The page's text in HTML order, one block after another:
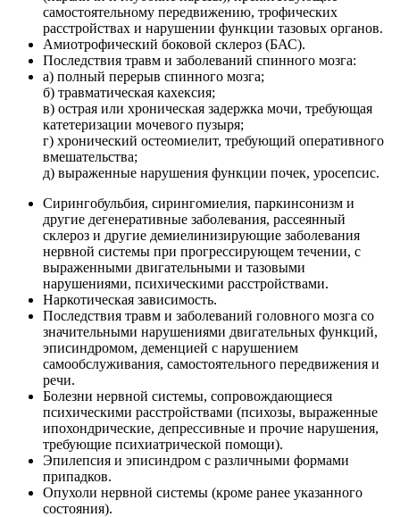
самостоятельному передвижению, трофических
расстройствах и нарушении функции тазовых органов.
Амиотрофический боковой склероз (БАС).
Последствия травм и заболеваний спинного мозга:
а) полный перерыв спинного мозга;
б) травматическая кахексия;
в) острая или хроническая задержка мочи, требующая
катетеризации мочевого пузыря;
г) хронический остеомиелит, требующий оперативного
вмешательства;
д) выраженные нарушения функции почек, уросепсис.
Сирингобульбия, сирингомиелия, паркинсонизм и
другие дегенеративные заболевания, рассеянный
склероз и другие демиелинизирующие заболевания
нервной системы при прогрессирующем течении, с
выраженными двигательными и тазовыми
нарушениями, психическими расстройствами.
Наркотическая зависимость.
Последствия травм и заболеваний головного мозга со
значительными нарушениями двигательных функций,
эписиндромом, деменцией с нарушением
самообслуживания, самостоятельного передвижения и
речи.
Болезни нервной системы, сопровождающиеся
психическими расстройствами (психозы, выраженные
ипохондрические, депрессивные и прочие нарушения,
требующие психиатрической помощи).
Эпилепсия и эписиндром с различными формами
припадков.
Опухоли нервной системы (кроме ранее указанного
состояния).